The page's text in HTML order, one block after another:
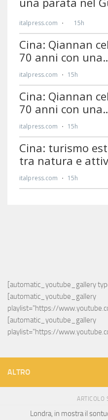
[automatic_youtube_gallery
[automatic_youtube_gallery
playlist="https://
[automatic_youtube_gallery
playlist="https://
ALTRO
ARTICOLO
Londra, in mostra il